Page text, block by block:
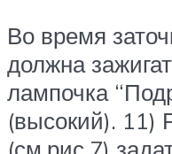
Во время
должна
лампочка
(высокий). 11)